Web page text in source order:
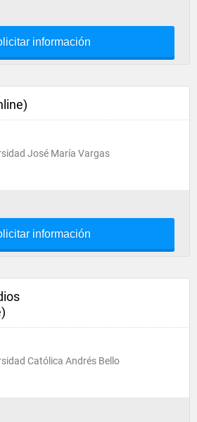
información
José María Vargas
información
Católica Andrés Bello